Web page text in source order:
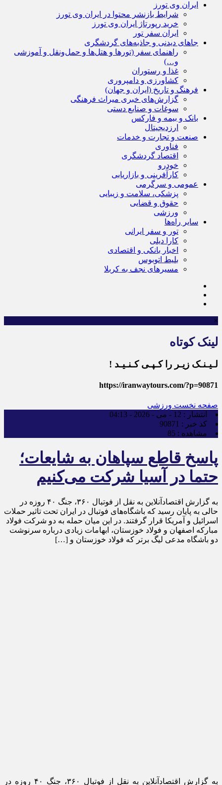
ایران وی تورز
شرایط بازنشر محتوا در ایران وی تورز
خرید رپورتاژ ایران وی تورز
ایران سفر تور
جاهای دیدنی و جاذبه‌های گردشگری
راهنمای سفر (تورها و هتل‌ها و حمل‌و‌نقل و آموزشی
و…)
غذا و رستوران
کشاورزی و دامپروری
فرهنگ و تاریخ (ایران و جهان)
گزارش‌های خبری میراث فرهنگی
سوغات و صنایع دستی
بانک و بیمه و فارکس
ارزدیجیتال
صنعت و تجارت و خدمات
فناوری
اقتصاد گردشگری
خودرو
کارآفرینی و بازاریابی
عمومی و سرگرمی
پزشکی، سلامت و زیبایی
حقوق و قضایی
ورزشی
سایر راه‌ها
تور و سفر ایرانی
کارا دیلی
اخبار بانکی و اقتصادی
بلیط اتوبوس
مسیرهای نجف به کربلا
×
لینک کوتاه
لـیـنـک زیـر را کـپـی کـنـیـد !
https://iranwaytours.com/?p=90871
صفحه نخست ورزشی
انتشار : 12 - می - 2026 - 04:13
کد خبر : 90871
مشاهده : 85
پاسخ قاطع سپاهان به شایعات؛
حتما در آسیا شرکت می‌کنیم
به گزارش اقتصادآنلاین به نقل از فوتبال ۳۶۰، جنگ ۴۰ روزه در
حالی به پایان رسید که باشگاه‌های فوتبال در ایران تحت تاثیر حملات
اسرائیل و آمریکا قرار گرفتند. در این میان حمله به دو شرکت فولاد
مبارکه اصفهان و فولاد خوزستان، ابهامات زیادی درباره سرنوشت
دو باشگاه مدعی لیگ برتر که فولاد خوزستان و […]
به گزارش اقتصادآنلاین به نقل از فوتبال ۳۶۰، جنگ ۴۰ روزه در